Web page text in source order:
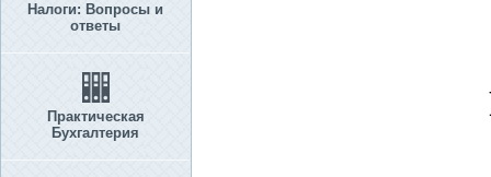
Налоги: Вопросы и
ответы
Практическая
Бухгалтерия